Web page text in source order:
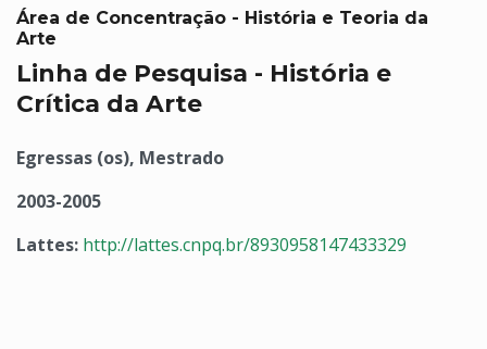
Área de Concentração - História e Teoria da
Arte
Linha de Pesquisa - História e
Crítica da Arte
Egressas (os), Mestrado
2003-2005
Lattes: http://lattes.cnpq.br/8930958147433329